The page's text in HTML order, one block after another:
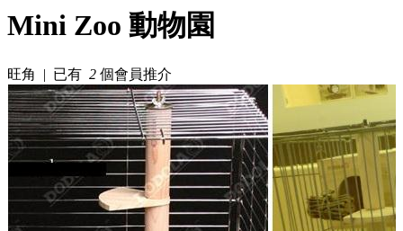
Mini Zoo 動物園
旺角 | 已有 2 個會員推介